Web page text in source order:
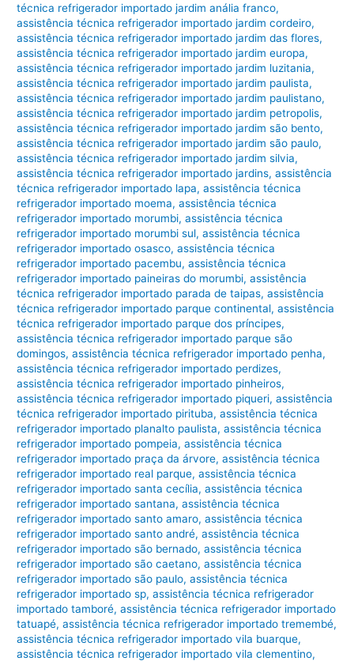
técnica refrigerador importado jardim anália franco,
assistência técnica refrigerador importado jardim cordeiro,
assistência técnica refrigerador importado jardim das flores,
assistência técnica refrigerador importado jardim europa,
assistência técnica refrigerador importado jardim luzitania,
assistência técnica refrigerador importado jardim paulista,
assistência técnica refrigerador importado jardim paulistano,
assistência técnica refrigerador importado jardim petropolis,
assistência técnica refrigerador importado jardim são bento,
assistência técnica refrigerador importado jardim são paulo,
assistência técnica refrigerador importado jardim silvia,
assistência técnica refrigerador importado jardins,assistência
técnica refrigerador importado lapa,assistência técnica
refrigerador importado moema,assistência técnica
refrigerador importado morumbi,assistência técnica
refrigerador importado morumbi sul,assistência técnica
refrigerador importado osasco,assistência técnica
refrigerador importado pacembu,assistência técnica
refrigerador importado paineiras do morumbi,assistência
técnica refrigerador importado parada de taipas,assistência
técnica refrigerador importado parque continental,assistência
técnica refrigerador importado parque dos príncipes,
assistência técnica refrigerador importado parque são
domingos,assistência técnica refrigerador importado penha,
assistência técnica refrigerador importado perdizes,
assistência técnica refrigerador importado pinheiros,
assistência técnica refrigerador importado piqueri,assistência
técnica refrigerador importado pirituba,assistência técnica
refrigerador importado planalto paulista,assistência técnica
refrigerador importado pompeia,assistência técnica
refrigerador importado praça da árvore,assistência técnica
refrigerador importado real parque,assistência técnica
refrigerador importado santa cecília,assistência técnica
refrigerador importado santana,assistência técnica
refrigerador importado santo amaro,assistência técnica
refrigerador importado santo andré,assistência técnica
refrigerador importado são bernado,assistência técnica
refrigerador importado são caetano,assistência técnica
refrigerador importado são paulo,assistência técnica
refrigerador importado sp,assistência técnica refrigerador
importado tamboré,assistência técnica refrigerador importado
tatuapé,assistência técnica refrigerador importado tremembé,
assistência técnica refrigerador importado vila buarque,
assistência técnica refrigerador importado vila clementino,